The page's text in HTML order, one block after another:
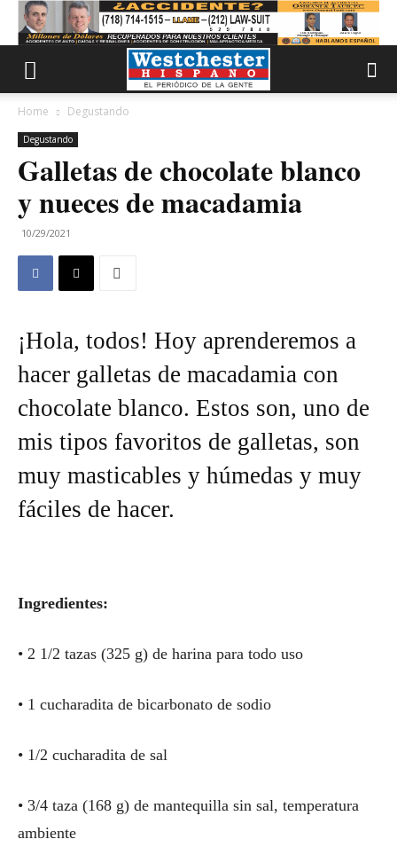
Home Degustando
Degustando
Galletas de chocolate blanco
y nueces de macadamia
10/29/2021
¡Hola, todos! Hoy aprenderemos a
hacer galletas de macadamia con
chocolate blanco. Estos son, uno de
mis tipos favoritos de galletas, son
muy masticables y húmedas y muy
fáciles de hacer.
Ingredientes:
• 2 1/2 tazas (325 g) de harina para todo uso
• 1 cucharadita de bicarbonato de sodio
• 1/2 cucharadita de sal
• 3/4 taza (168 g) de mantequilla sin sal, temperatura
ambiente